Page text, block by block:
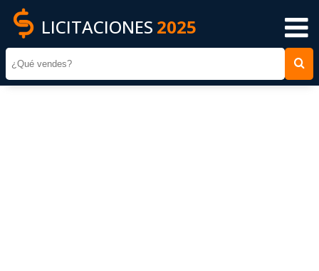
LICITACIONES 2025